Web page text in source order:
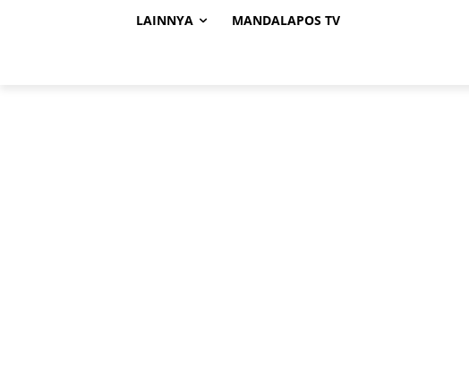
LAINNYA MANDALAPOS TV